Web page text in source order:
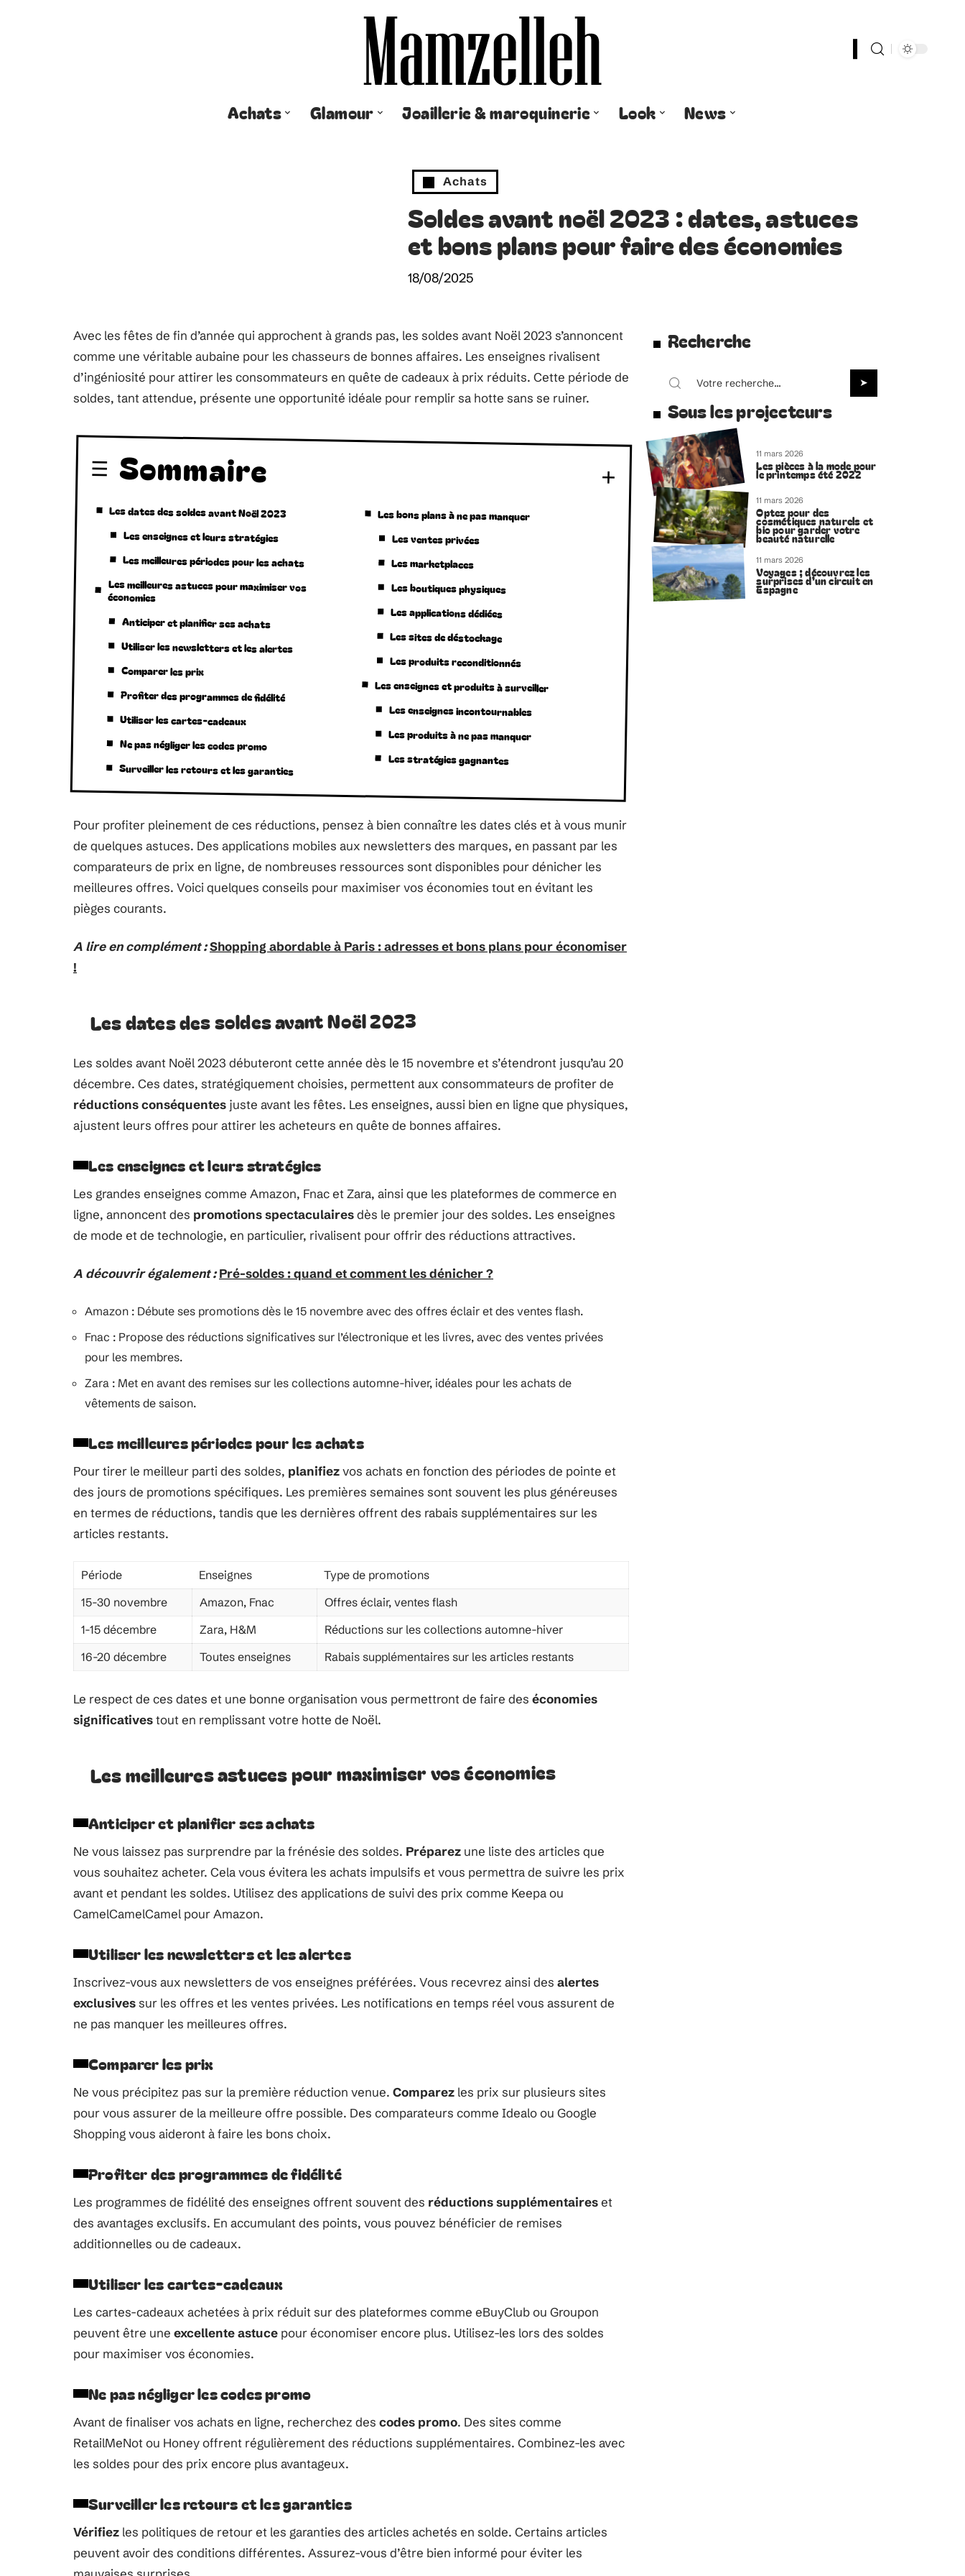
Achats Glamour Joaillerie & maroquinerie Look News
Achats
Soldes avant noël 2023 : dates, astuces
et bons plans pour faire des économies
18/08/2025
Avec les fêtes de fin d’année qui approchent à grands pas, les soldes avant Noël 2023 s’annoncent
comme une véritable aubaine pour les chasseurs de bonnes affaires. Les enseignes rivalisent
d’ingéniosité pour attirer les consommateurs en quête de cadeaux à prix réduits. Cette période de
soldes, tant attendue, présente une opportunité idéale pour remplir sa hotte sans se ruiner.
Sommaire
Les dates des soldes avant Noël 2023
Les enseignes et leurs stratégies
Les meilleures périodes pour les achats
Les meilleures astuces pour maximiser vos
économies
Anticiper et planifier ses achats
Utiliser les newsletters et les alertes
Comparer les prix
Profiter des programmes de fidélité
Utiliser les cartes-cadeaux
Ne pas négliger les codes promo
Surveiller les retours et les garanties
Les bons plans à ne pas manquer
Les ventes privées
Les marketplaces
Les boutiques physiques
Les applications dédiées
Les sites de déstockage
Les produits reconditionnés
Les enseignes et produits à surveiller
Les enseignes incontournables
Les produits à ne pas manquer
Les stratégies gagnantes
Pour profiter pleinement de ces réductions, pensez à bien connaître les dates clés et à vous munir
de quelques astuces. Des applications mobiles aux newsletters des marques, en passant par les
comparateurs de prix en ligne, de nombreuses ressources sont disponibles pour dénicher les
meilleures offres. Voici quelques conseils pour maximiser vos économies tout en évitant les
pièges courants.
A lire en complément :Shopping abordable à Paris : adresses et bons plans pour économiser
!
Les dates des soldes avant Noël 2023
Les soldes avant Noël 2023 débuteront cette année dès le 15 novembre et s’étendront jusqu’au 20
décembre. Ces dates, stratégiquement choisies, permettent aux consommateurs de profiter de
réductions conséquentes juste avant les fêtes. Les enseignes, aussi bien en ligne que physiques,
ajustent leurs offres pour attirer les acheteurs en quête de bonnes affaires.
Les enseignes et leurs stratégies
Les grandes enseignes comme Amazon, Fnac et Zara, ainsi que les plateformes de commerce en
ligne, annoncent des promotions spectaculairesdès le premier jour des soldes. Les enseignes
de mode et de technologie, en particulier, rivalisent pour offrir des réductions attractives.
A découvrir également : Pré-soldes : quand et comment les dénicher ?
Amazon : Débute ses promotions dès le 15 novembre avec des offres éclair et des ventes flash.
Fnac : Propose des réductions significatives sur l’électronique et les livres, avec des ventes privées
pour les membres.
Zara : Met en avant des remises sur les collections automne-hiver, idéales pour les achats de
vêtements de saison.
Les meilleures périodes pour les achats
Pour tirer le meilleur parti des soldes, planifiezvos achats en fonction des périodes de pointe et
des jours de promotions spécifiques. Les premières semaines sont souvent les plus généreuses
en termes de réductions, tandis que les dernières offrent des rabais supplémentaires sur les
articles restants.
Période Enseignes
Type de promotions
15-30 novembre
Amazon, Fnac
Offres éclair, ventes flash
1-15 décembre
Zara, H&M
Réductions sur les collections automne-hiver
16-20 décembre
Toutes enseignes Rabais supplémentaires sur les articles restants
Le respect de ces dates et une bonne organisation vous permettront de faire des économies
significativestout en remplissant votre hotte de Noël.
Les meilleures astuces pour maximiser vos économies
Anticiper et planifier ses achats
Ne vous laissez pas surprendre par la frénésie des soldes. Préparez une liste des articles que
vous souhaitez acheter. Cela vous évitera les achats impulsifs et vous permettra de suivre les prix
avant et pendant les soldes. Utilisez des applications de suivi des prix comme Keepa ou
CamelCamelCamel pour Amazon.
Utiliser les newsletters et les alertes
Inscrivez-vous aux newsletters de vos enseignes préférées. Vous recevrez ainsi des alertes
exclusivessur les offres et les ventes privées. Les notifications en temps réel vous assurent de
ne pas manquer les meilleures offres.
Comparer les prix
Ne vous précipitez pas sur la première réduction venue. Comparez les prix sur plusieurs sites
pour vous assurer de la meilleure offre possible. Des comparateurs comme Idealo ou Google
Shopping vous aideront à faire les bons choix.
Profiter des programmes de fidélité
Les programmes de fidélité des enseignes offrent souvent des réductions supplémentaireset
des avantages exclusifs. En accumulant des points, vous pouvez bénéficier de remises
additionnelles ou de cadeaux.
Utiliser les cartes-cadeaux
Les cartes-cadeaux achetées à prix réduit sur des plateformes comme eBuyClub ou Groupon
peuvent être une excellente astuce pour économiser encore plus. Utilisez-les lors des soldes
pour maximiser vos économies.
Ne pas négliger les codes promo
Avant de finaliser vos achats en ligne, recherchez des codes promo. Des sites comme
RetailMeNot ou Honey offrent régulièrement des réductions supplémentaires. Combinez-les avec
les soldes pour des prix encore plus avantageux.
Surveiller les retours et les garanties
Vérifiez les politiques de retour et les garanties des articles achetés en solde. Certains articles
peuvent avoir des conditions différentes. Assurez-vous d’être bien informé pour éviter les
Recherche
Sous les projecteurs
11 mars 2026
Les pièces à la mode pour
le printemps été 2022
11 mars 2026
Optez pour des
cosmétiques naturels et
bio pour garder votre
beauté naturelle
11 mars 2026
Voyages ; découvrez les
surprises d’un circuit en
Espagne